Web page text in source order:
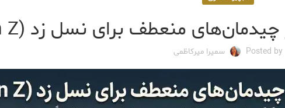
Posted by سمیرا میرکاظمی